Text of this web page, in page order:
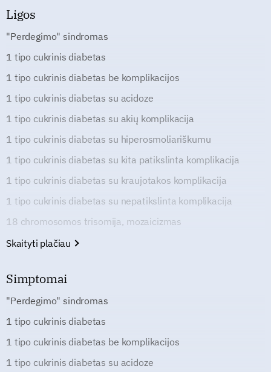
Ligos
"Perdegimo" sindromas
1 tipo cukrinis diabetas
1 tipo cukrinis diabetas be komplikacijos
1 tipo cukrinis diabetas su acidoze
1 tipo cukrinis diabetas su akių komplikacija
1 tipo cukrinis diabetas su hiperosmoliariškumu
1 tipo cukrinis diabetas su kita patikslinta komplikacija
1 tipo cukrinis diabetas su kraujotakos komplikacija
1 tipo cukrinis diabetas su nepatikslinta komplikacija
18 chromosomos trisomija, mozaicizmas
Skaityti plačiau
Simptomai
"Perdegimo" sindromas
1 tipo cukrinis diabetas
1 tipo cukrinis diabetas be komplikacijos
1 tipo cukrinis diabetas su acidoze